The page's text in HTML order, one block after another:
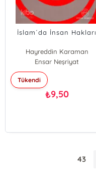
İslam´da İnsan Hakları
Hayreddin Karaman
Ensar Neşriyat
Tükendi
₺9,50
43